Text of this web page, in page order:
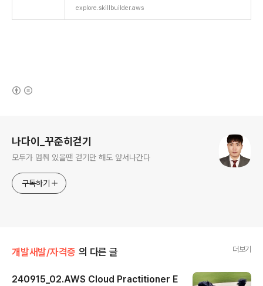
explore.skillbuilder.aws
나다이_꾸준히걷기
모두가 멈춰 있을땐 걷기만 해도 앞서나간다
구독하기
개발새발/자격증 의 다른 글 더보기
240915_02.AWS Cloud Practitioner E